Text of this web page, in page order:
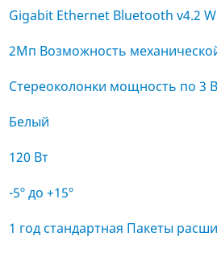
Gigabit Ethernet Bluetooth v4.2
2Мп Возможность
Стереоколонки мощность по 3
Белый
120 Вт
-5º до +15º
1 год стандартная Пакеты